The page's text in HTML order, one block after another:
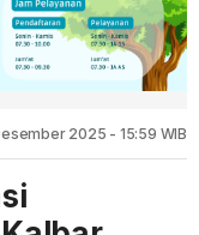
2025 - 15:59 WIB